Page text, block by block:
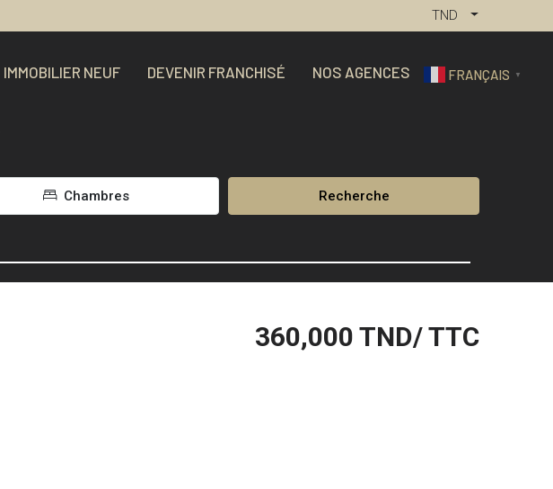
TND
IMMOBILIER NEUF DEVENIR FRANCHISÉ NOS AGENCES FRANÇAIS ▼
Chambres Recherche
360,000 TND/ TTC